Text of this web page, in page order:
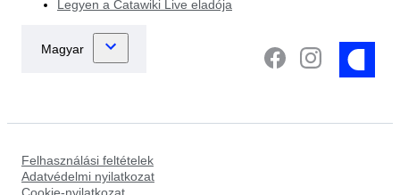
Legyen a Catawiki Live eladója
Felhasználási feltételek
Adatvédelmi nyilatkozat
Cookie-nyilatkozat